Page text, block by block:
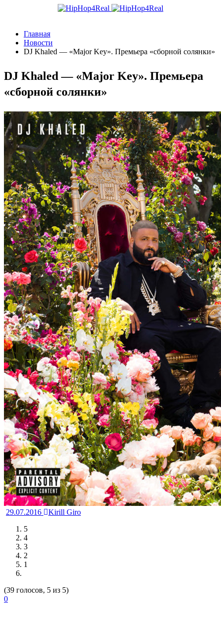
Главная
Новости
DJ Khaled — «Major Key». Премьера «сборной солянки»
DJ Khaled — «Major Key». Премьера
«сборной солянки»
29.07.2016
Kirill Giro
5
4
3
2
1
(39 голосов, 5 из 5)
0